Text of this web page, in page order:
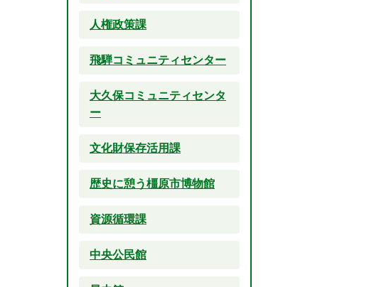
人権政策課
飛騨コミュニティセンター
大久保コミュニティセンタ
ー
文化財保存活用課
歴史に憩う橿原市博物館
資源循環課
中央公民館